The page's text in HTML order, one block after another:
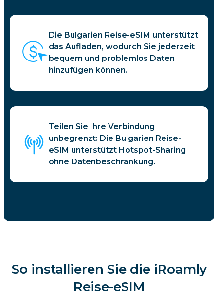
Die Bulgarien Reise-eSIM unterstützt
das Aufladen, wodurch Sie jederzeit
bequem und problemlos Daten
hinzufügen können.
Teilen Sie Ihre Verbindung
unbegrenzt: Die Bulgarien Reise-
eSIM unterstützt Hotspot-Sharing
ohne Datenbeschränkung.
So installieren Sie die iRoamly
Reise-eSIM